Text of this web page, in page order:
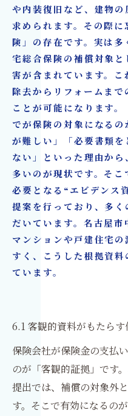
や内装復旧など、建物
求められます。その際
険」の存在です。実は
宅総合保険の補償対象
害が含まれています。
除去からリフォームま
ことが可能になります
でが保険の対象になる
が難しい」「必要書類
ない」といった理由か
多いのが現状です。そ
必要となる“エビデンス
提案を行っており、多
だいています。名古屋市
マンションや戸建住宅
すく、こうした根拠資
ています。
6.1 客観的資料がもたらす
保険会社が保険金の支払
のが「客観的証拠」です
提出では、補償の対象外
す。そこで有効になるの